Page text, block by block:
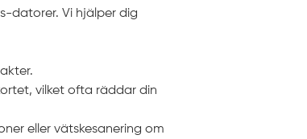
datorer. Vi hjälper dig
vilket ofta räddar din
eller vätskesanering om